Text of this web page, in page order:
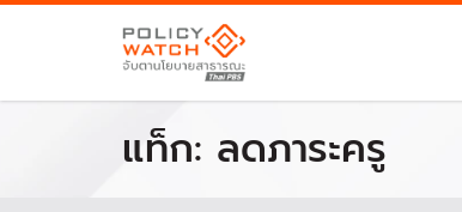
แท็ก: ลดภาระครู